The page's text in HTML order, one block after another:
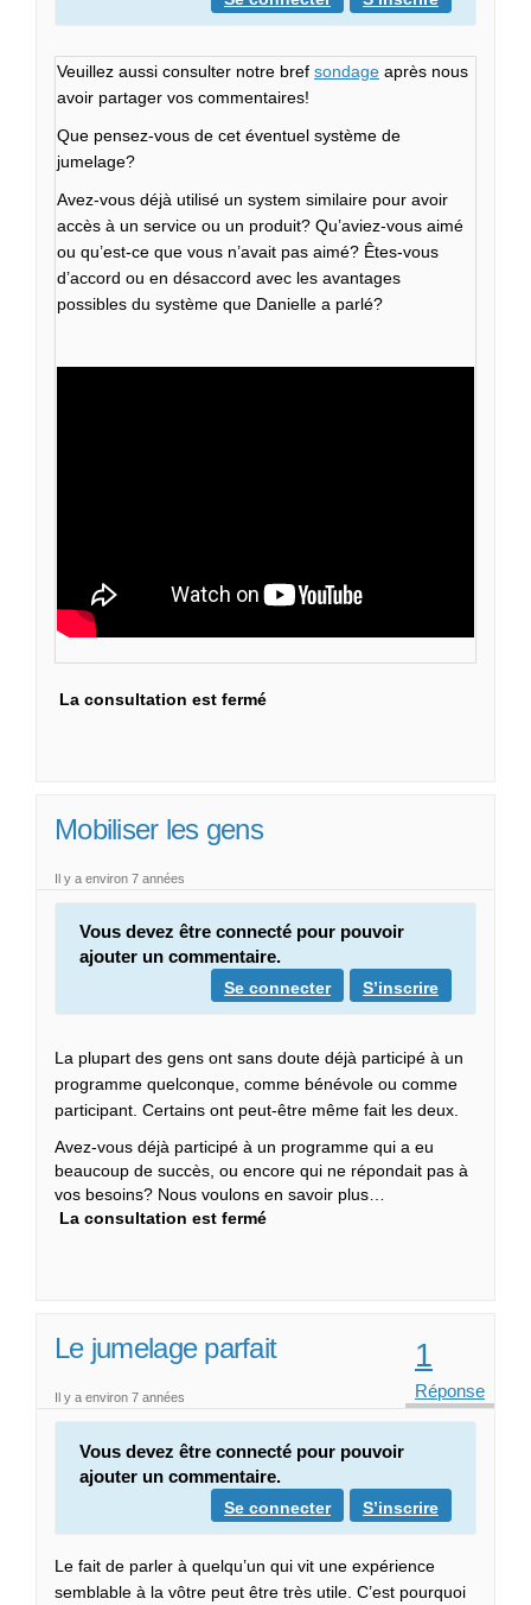
Veuillez aussi consulter notre bref sondage après nous
avoir partager vos commentaires!
Que pensez-vous de cet éventuel système de
jumelage?
Avez-vous déjà utilisé un system similaire pour avoir
accès à un service ou un produit? Qu’aviez-vous aimé
ou qu’est-ce que vous n’avait pas aimé? Êtes-vous
d’accord ou en désaccord avec les avantages
possibles du système que Danielle a parlé?
La consultation est fermé
Mobiliser les gens
Il y a environ 7 années
Vous devez être connecté pour pouvoir
ajouter un commentaire.
S’inscrire
Se connecter
La plupart des gens ont sans doute déjà participé à un
programme quelconque, comme bénévole ou comme
participant. Certains ont peut-être même fait les deux.
Avez-vous déjà participé à un programme qui a eu
beaucoup de succès, ou encore qui ne répondait pas à
vos besoins? Nous voulons en savoir plus…
La consultation est fermé
Le jumelage parfait
Il y a environ 7 années
1
Réponse
Vous devez être connecté pour pouvoir
ajouter un commentaire.
S’inscrire
Se connecter
Le fait de parler à quelqu’un qui vit une expérience
semblable à la vôtre peut être très utile. C’est pourquoi